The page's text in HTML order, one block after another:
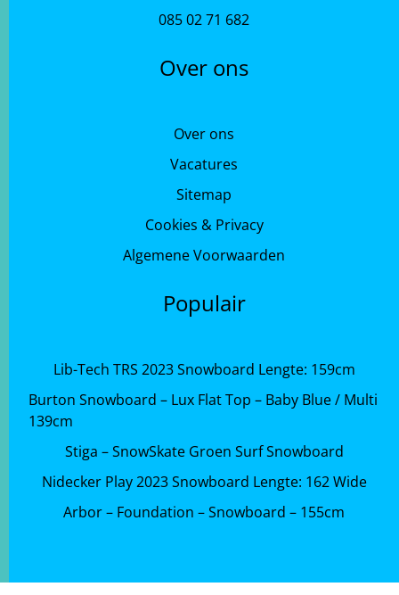
085 02 71 682
Over ons
Over ons
Vacatures
Sitemap
Cookies & Privacy
Algemene Voorwaarden
Populair
Lib-Tech TRS 2023 Snowboard Lengte: 159cm
Burton Snowboard – Lux Flat Top – Baby Blue / Multi
139cm
Stiga – SnowSkate Groen Surf Snowboard
Nidecker Play 2023 Snowboard Lengte: 162 Wide
Arbor – Foundation – Snowboard – 155cm